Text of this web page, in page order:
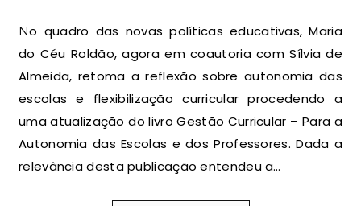
No quadro das novas políticas educativas, Maria
do Céu Roldão, agora em coautoria com Sílvia de
Almeida, retoma a reflexão sobre autonomia das
escolas e flexibilização curricular procedendo a
uma atualização do livro Gestão Curricular – Para a
Autonomia das Escolas e dos Professores. Dada a
relevância desta publicação entendeu a…